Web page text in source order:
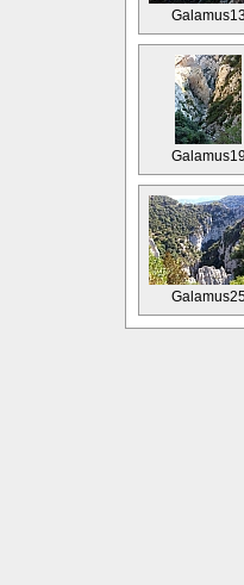
Galamus13
Galamus19